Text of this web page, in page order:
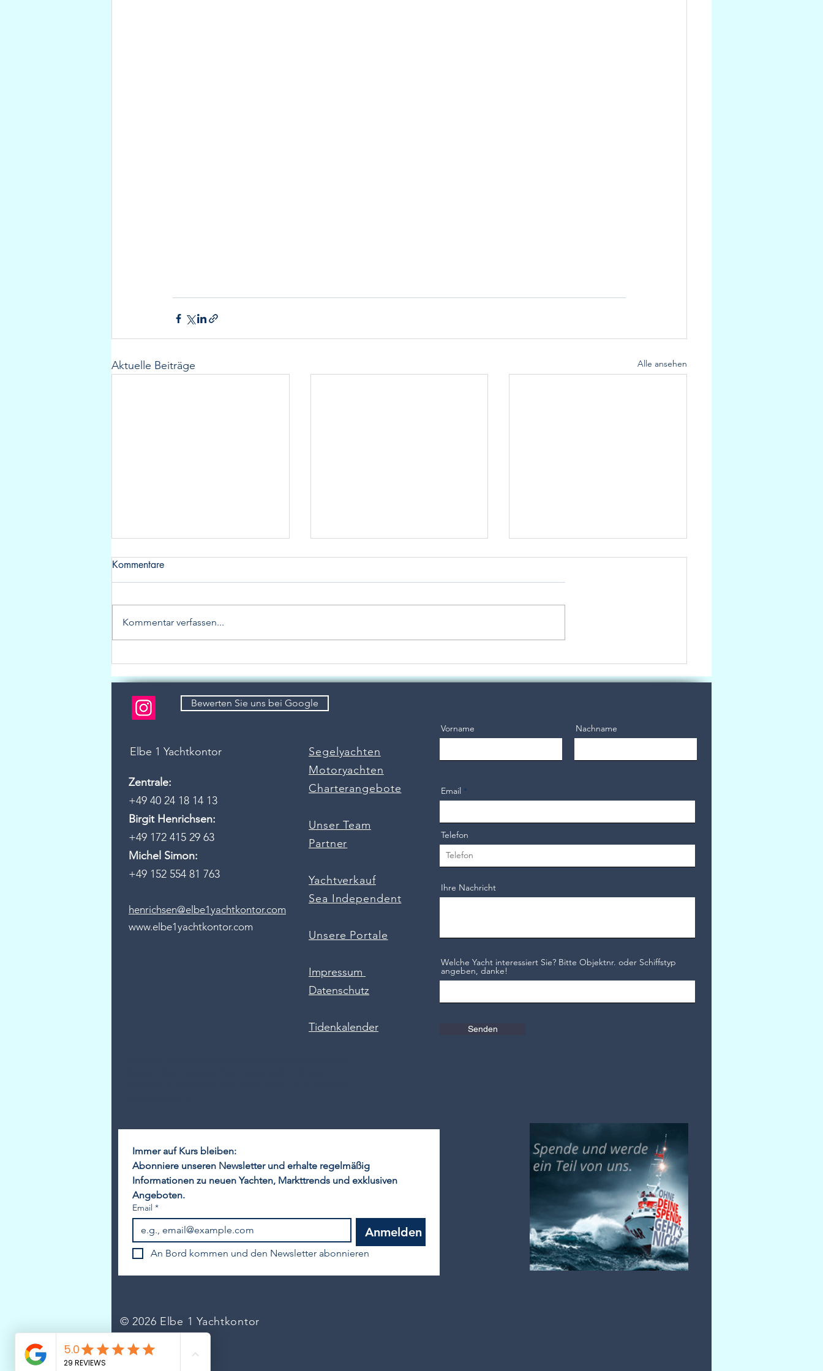
Aktuelle Beiträge Alle ansehen
Aquador 35C!
Flybridge – skandinavische
Neu: SUN ODYSSEY 33
Kommentare
Kommentar verfassen...
Bewerten Sie uns bei Google
Elbe 1 Yachtkontor
Zentrale:
+49 40 24 18 14 13
Birgit Henrichsen:
+49 172 415 29 63
Michel Simon:
+49 152 554 81 763
henrichsen@elbe1yachtkontor.com
www.elbe1yachtkontor.com
Segelyachten
Motoryachten
Charterangebote
Unser Team
Partner
Yachtverkauf
Sea Independent
Unsere Portale
Impressum
Datenschutz
Tidenkalender
Vorname Nachname
Email
Telefon
Ihre Nachricht
Welche Yacht interessiert Sie? Bitte Objektnr. oder Schiffstyp
angeben, danke!
Senden
Immer auf Kurs bleiben:
Abonniere unseren Newsletter und erhalte regelmäßig
Informationen zu neuen Yachten, Markttrends und exklusiven
Angeboten.
Email *
Anmelden
An Bord kommen und den Newsletter abonnieren
© 2026 Elbe 1 Yachtkontor